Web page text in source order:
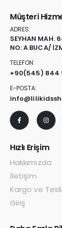
Müşteri
ADRES:
SEYHAN MAH.
NO: A BUCA/
TELEFON:
+90(545) 844
E-POSTA:
Hızlı Erişim
Hakkımızda
İletişim
Kargo ve
Giriş